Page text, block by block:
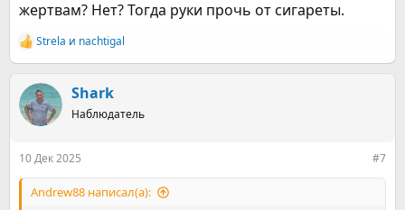
жертвам? Нет? Тогда руки прочь от сигареты.
Р
е
к
ц
и
Strela и nachtigal
Shark
Наблюдатель
10 Дек 2025 #7
Andrew88 написал(а):